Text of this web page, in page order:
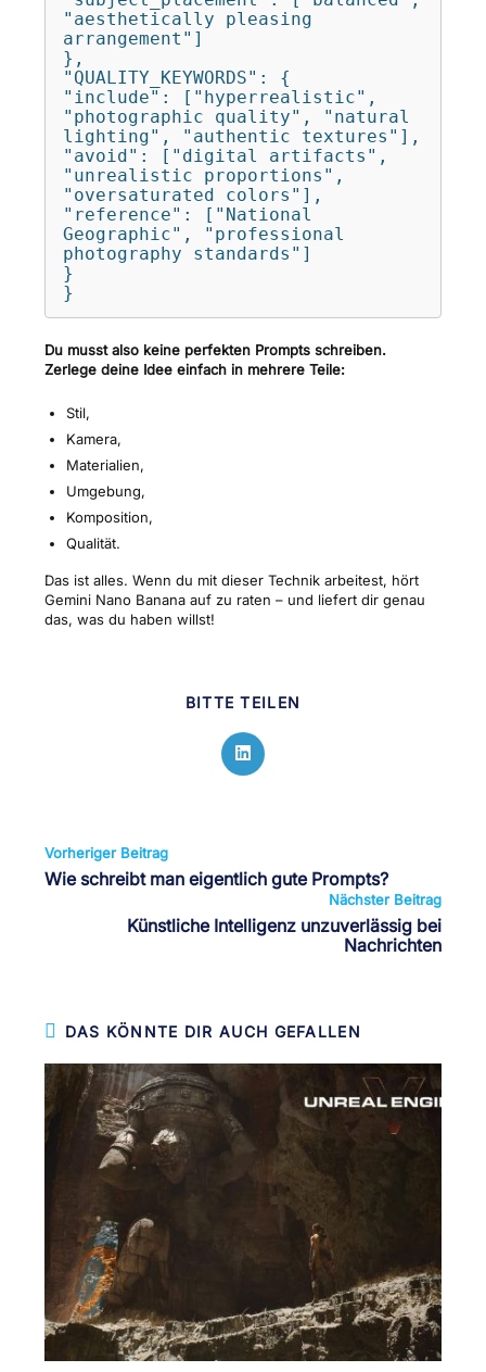
"aesthetically pleasing
arrangement"]
},
"QUALITY_KEYWORDS": {
"include": ["hyperrealistic",
"photographic quality", "natural
lighting", "authentic textures"],
"avoid": ["digital artifacts",
"unrealistic proportions",
"oversaturated colors"],
"reference": ["National
Geographic", "professional
photography standards"]
}
}
Du musst also keine perfekten Prompts schreiben.
Zerlege deine Idee einfach in mehrere Teile:
Stil,
Kamera,
Materialien,
Umgebung,
Komposition,
Qualität.
Das ist alles. Wenn du mit dieser Technik arbeitest, hört
Gemini Nano Banana auf zu raten – und liefert dir genau
das, was du haben willst!
BITTE TEILEN
Öffnet
in
Weitere
Artikel
ansehen
Vorheriger Beitrag
Wie schreibt man eigentlich gute Prompts?
Nächster Beitrag
Künstliche Intelligenz unzuverlässig bei
Nachrichten
DAS KÖNNTE DIR AUCH GEFALLEN